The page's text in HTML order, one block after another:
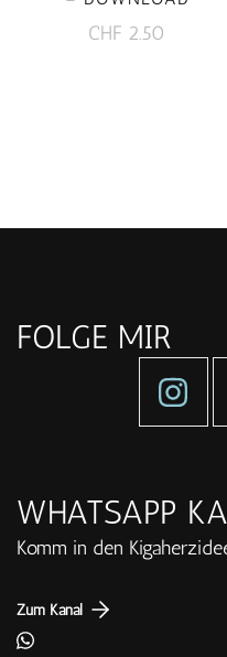
CHF 2.50
FOLGE MIR
WHATSAPP
Komm in den
Zum Kanal